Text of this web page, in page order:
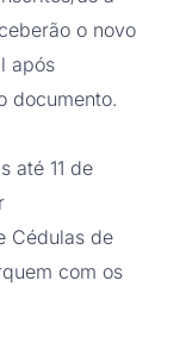
o novo
após
documento.
até 11 de
Cédulas de
com os